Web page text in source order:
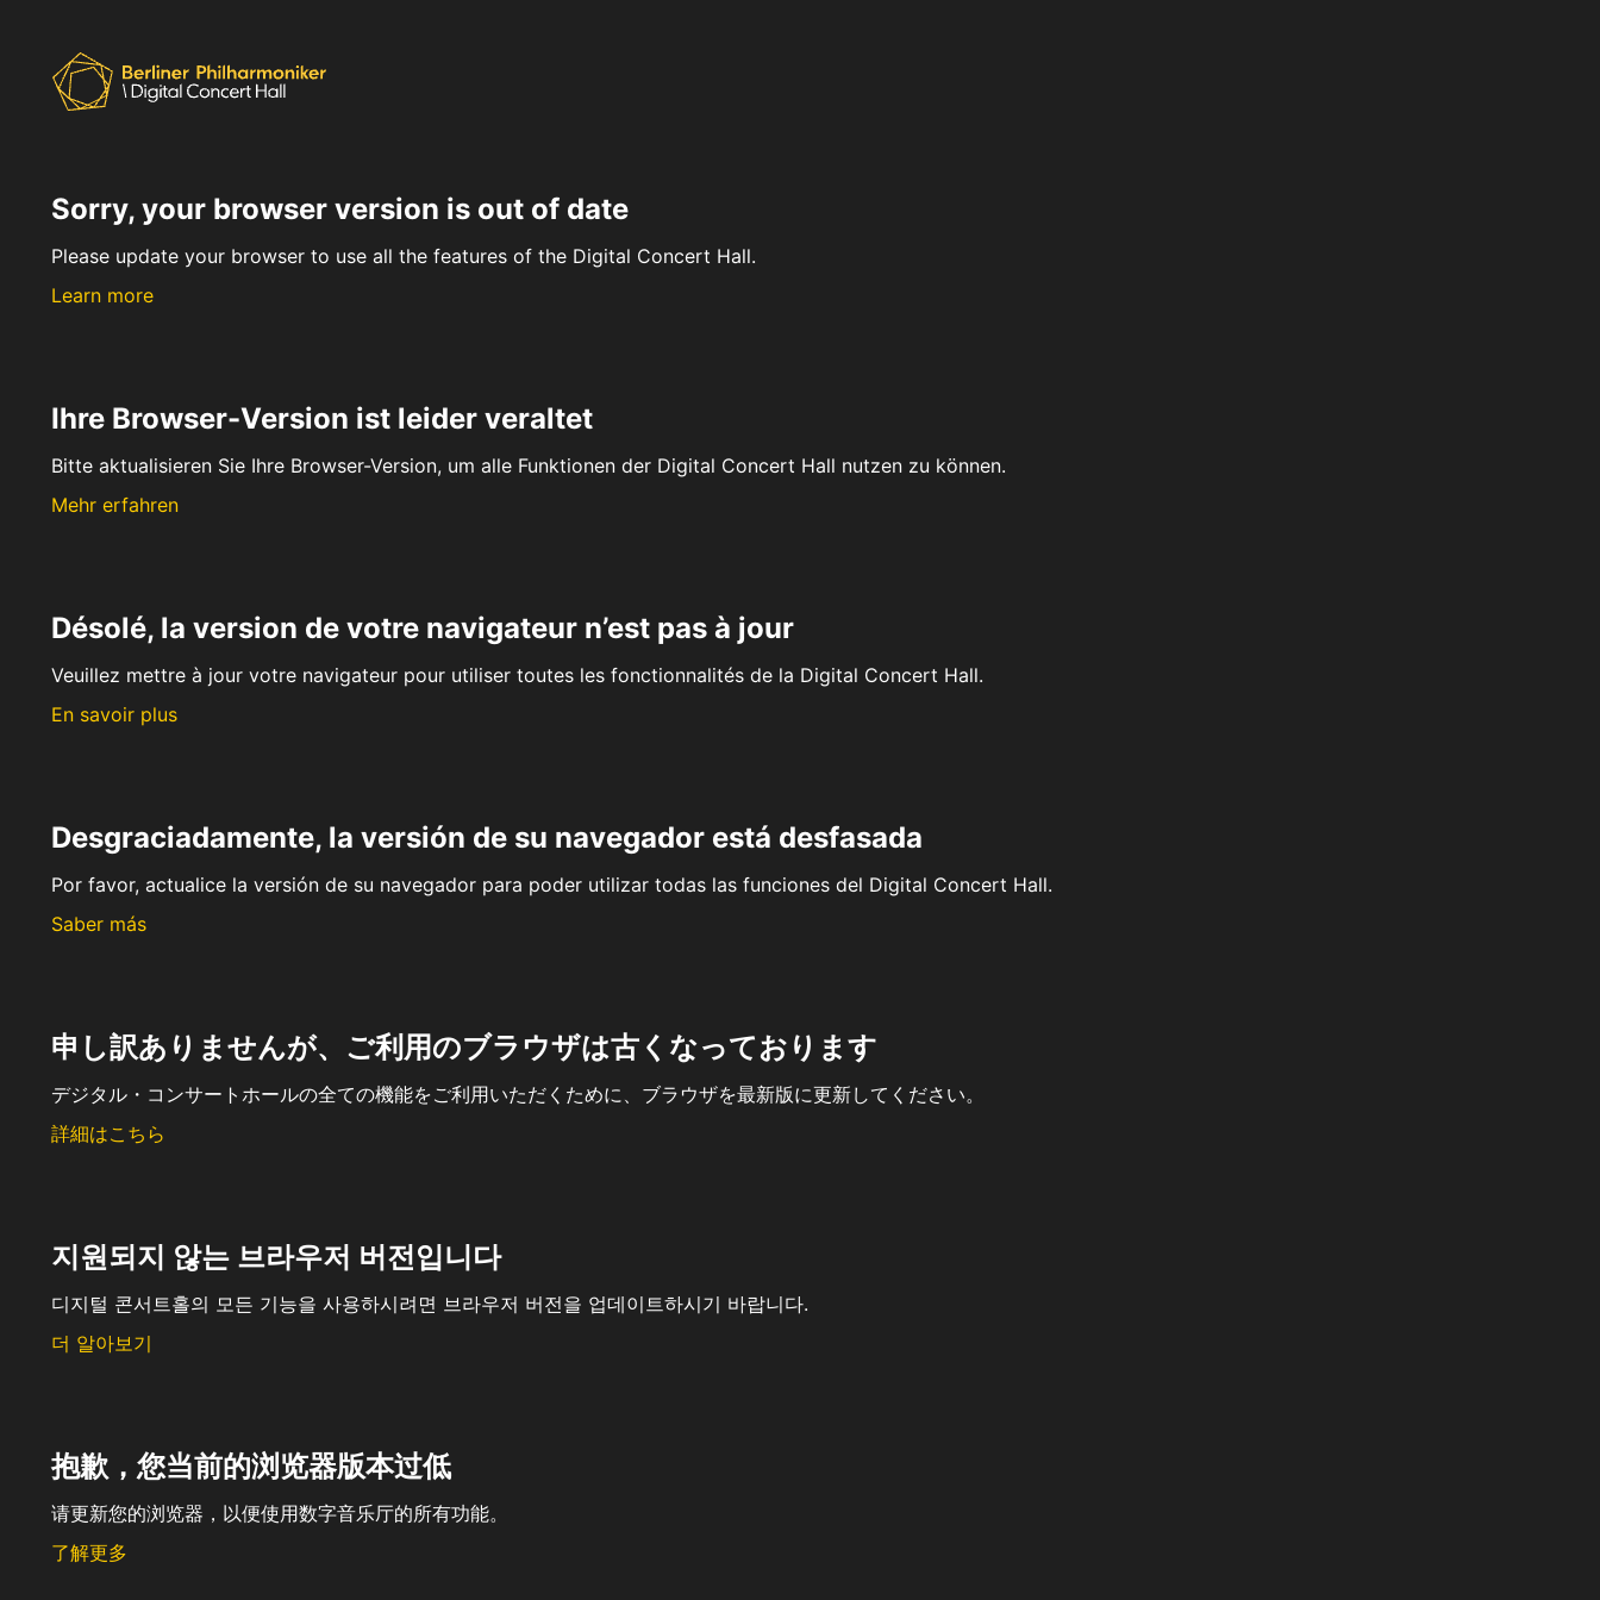
Sorry, your browser version is out of date
Please update your browser to use all the features of the Digital Concert Hall.
Learn more
Ihre Browser-Version ist leider veraltet
Bitte aktualisieren Sie Ihre Browser-Version, um alle Funktionen der Digital Concert Hall nutzen zu können.
Mehr erfahren
Désolé, la version de votre navigateur n’est pas à jour
Veuillez mettre à jour votre navigateur pour utiliser toutes les fonctionnalités de la Digital Concert Hall.
En savoir plus
Desgraciadamente, la versión de su navegador está desfasada
Por favor, actualice la versión de su navegador para poder utilizar todas las funciones del Digital Concert Hall.
Saber más
申し訳ありませんが、ご利用のブラウザは古くなっております
デジタル・コンサートホールの全ての機能をご利用いただくために、ブラウザを最新版に更新してください。
詳細はこちら
지원되지 않는 브라우저 버전입니다
디지털 콘서트홀의 모든 기능을 사용하시려면 브라우저 버전을 업데이트하시기 바랍니다.
더 알아보기
抱歉，您当前的浏览器版本过低
请更新您的浏览器，以便使用数字音乐厅的所有功能。
了解更多